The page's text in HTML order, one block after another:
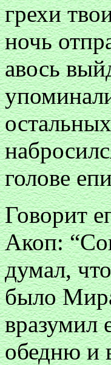
грехи
ночь
авось
голове
Говорит
Акоп:
думал,
было
вразумил
обедню и